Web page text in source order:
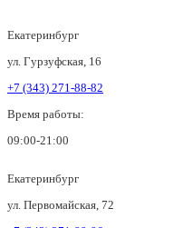
Екатеринбург
ул. Гурзуфская, 16
+7 (343) 271-88-82
Время работы:
09:00-21:00
Екатеринбург
ул. Первомайская, 72